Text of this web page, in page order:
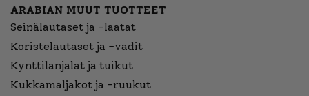
ARABIAN MUUT TUOTTEET
Seinälautaset ja -laatat
Koristelautaset ja -vadit
Kynttilänjalat ja tuikut
Kukkamaljakot ja -ruukut